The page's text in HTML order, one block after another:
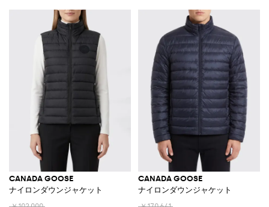
CANADA GOOSE
ナイロンダウンジャケット
CANADA GOOSE
ナイロンダウンジャケット